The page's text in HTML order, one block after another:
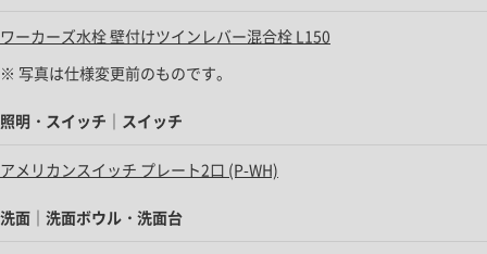
ワーカーズ水栓 壁付けツインレバー混合栓 L150
※ 写真は仕様変更前のものです。
照明・スイッチ｜スイッチ
アメリカンスイッチ プレート2口 (P-WH)
洗面｜洗面ボウル・洗面台